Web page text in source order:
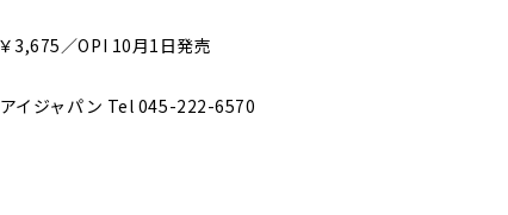
3,675／OPI 10月1日発売
イジャパン Tel 045-222-6570